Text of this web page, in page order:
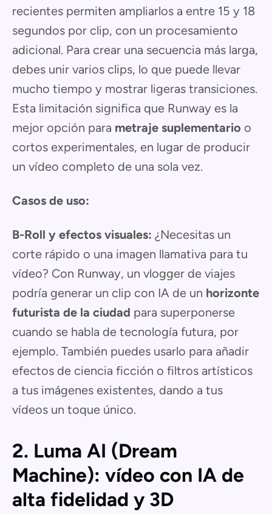
recientes permiten ampliarlos a entre 15 y 18
segundos por clip, con un procesamiento
adicional. Para crear una secuencia más larga,
debes unir varios clips, lo que puede llevar
mucho tiempo y mostrar ligeras transiciones.
Esta limitación significa que Runway es la
mejor opción para metraje suplementario o
cortos experimentales, en lugar de producir
un vídeo completo de una sola vez.
Casos de uso:
B-Roll y efectos visuales: ¿Necesitas un
corte rápido o una imagen llamativa para tu
vídeo? Con Runway, un vlogger de viajes
podría generar un clip con IA de un horizonte
futurista de la ciudad para superponerse
cuando se habla de tecnología futura, por
ejemplo. También puedes usarlo para añadir
efectos de ciencia ficción o filtros artísticos
a tus imágenes existentes, dando a tus
vídeos un toque único.
2. Luma AI (Dream
Machine): vídeo con IA de
alta fidelidad y 3D